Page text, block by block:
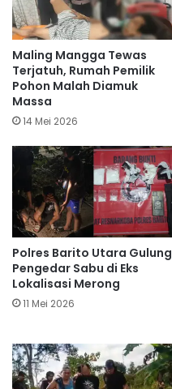
Maling Mangga Tewas
Terjatuh, Rumah Pemilik
Pohon Malah Diamuk
Massa
14 Mei 2026
Polres Barito Utara Gulung
Pengedar Sabu di Eks
Lokalisasi Merong
11 Mei 2026